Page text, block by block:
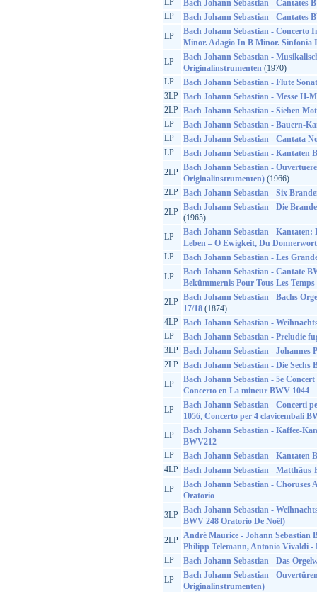
LP
Bach Johann Sebastian - Cantates
LP
Bach Johann Sebastian - Cantates
LP
Bach Johann Sebastian - Concerto
Minor. Adagio In B Minor. Sinfonia
LP
Bach Johann Sebastian -
Originalinstrumenten(1970)
LP
Bach Johann Sebastian - Flute
3LP Bach Johann Sebastian - Messe H-
2LP Bach Johann Sebastian - Sieben
LP
Bach Johann Sebastian - Bauern-
LP
Bach Johann Sebastian - Cantata
LP
Bach Johann Sebastian - Kantaten
2LP Bach Johann Sebastian -
Originalinstrumenten)(1966)
2LP Bach Johann Sebastian - Six
2LP Bach Johann Sebastian - Die
(1965)
LP
Bach Johann Sebastian -
Leben – O Ewigkeit, Du Donnerwort
LP
Bach Johann Sebastian - Les
LP
Bach Johann Sebastian - Cantate
Bekümmernis Pour Tous Les Temps
2LP Bach Johann Sebastian - Bachs
17/18(1874)
4LP Bach Johann Sebastian -
LP
Bach Johann Sebastian - Preludie
3LP Bach Johann Sebastian - Johannes
2LP Bach Johann Sebastian - Die Sechs
LP
Bach Johann Sebastian - 5e
Concerto en La mineur BWV 1044
LP
Bach Johann Sebastian - Concerti
1056, Concerto per 4 clavicembali
LP
Bach Johann Sebastian - Kaffee-
BWV212
LP
Bach Johann Sebastian - Kantaten
4LP Bach Johann Sebastian - Matthäus-
LP
Bach Johann Sebastian - Choruses
Oratorio
3LP Bach Johann Sebastian -
BWV 248 Oratorio De Noël)
2LP André Maurice - Johann Sebastian
Philipp Telemann, Antonio Vivaldi -
LP
Bach Johann Sebastian - Das
LP
Bach Johann Sebastian -
Originalinstrumenten)